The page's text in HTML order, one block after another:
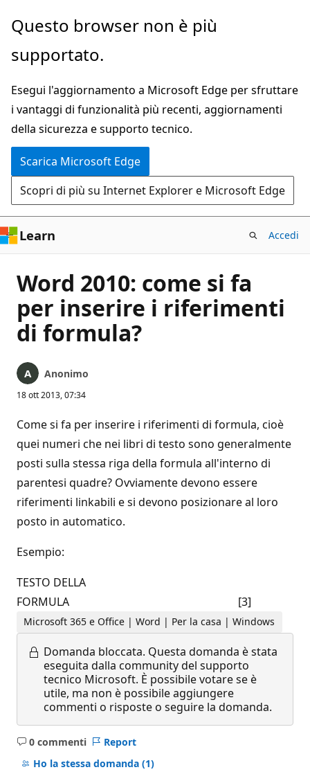
Ignora
passa
contenuto
principale
Questo browser non è più
supportato.
Esegui l'aggiornamento a Microsoft Edge per sfruttare
i vantaggi di funzionalità più recenti, aggiornamenti
della sicurezza e supporto tecnico.
Scarica Microsoft Edge
Scopri di più su Internet Explorer e Microsoft Edge
Learn Accedi
Word 2010: come si fa
per inserire i riferimenti
di formula?
Anonimo
18 ott 2013, 07:34
Come si fa per inserire i riferimenti di formula, cioè
quei numeri che nei libri di testo sono generalmente
posti sulla stessa riga della formula all'interno di
parentesi quadre? Ovviamente devono essere
riferimenti linkabili e si devono posizionare al loro
posto in automatico.
Esempio:
TESTO DELLA
FORMULA [3]
Microsoft 365 e Office | Word | Per la casa | Windows
Domanda bloccata. Questa domanda è stata
eseguita dalla community del supporto
tecnico Microsoft. È possibile votare se è
utile, ma non è possibile aggiungere
commenti o risposte o seguire la domanda.
0 commenti
Nessun
commento
Report
Ho la stessa domanda (1)